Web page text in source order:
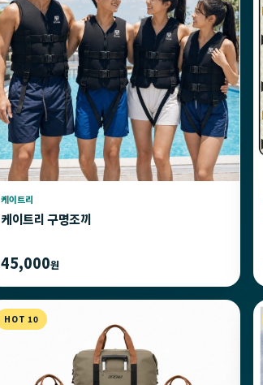
케이트리
케이트리 구명조끼
45,000원
HOT 10